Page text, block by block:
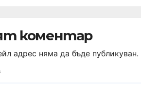
коментар
адрес няма да бъде публикуван.